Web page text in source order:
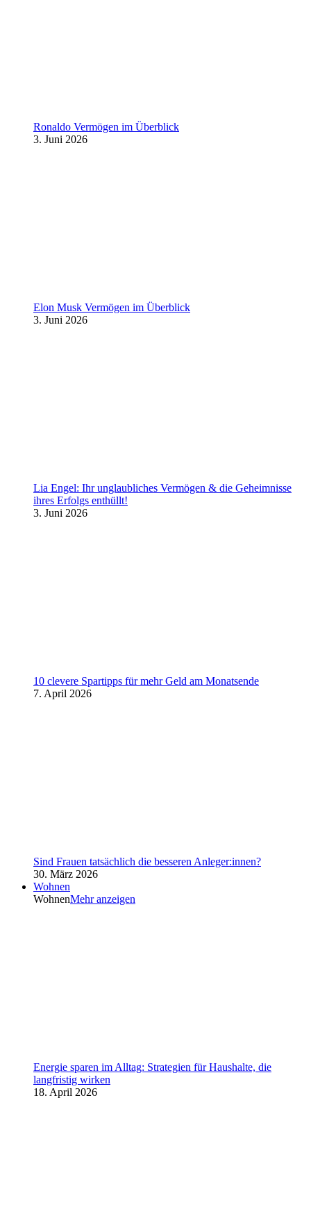
Ronaldo Vermögen im Überblick
3. Juni 2026
Elon Musk Vermögen im Überblick
3. Juni 2026
Lia Engel: Ihr unglaubliches Vermögen & die Geheimnisse
ihres Erfolgs enthüllt!
3. Juni 2026
10 clevere Spartipps für mehr Geld am Monatsende
7. April 2026
Sind Frauen tatsächlich die besseren Anleger:innen?
30. März 2026
Wohnen
WohnenMehr anzeigen
Energie sparen im Alltag: Strategien für Haushalte, die
langfristig wirken
18. April 2026